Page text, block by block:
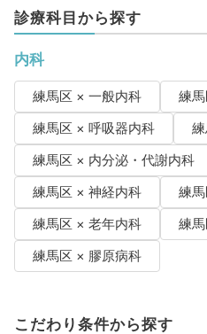
診療科目から探す
内科
練馬区 × 一般内科
練
練馬区 × 呼吸器内科
練馬区 × 内分泌・代謝内科
練馬区 × 神経内科
練
練馬区 × 老年内科
練
練馬区 × 膠原病科
こだわり条件から探す